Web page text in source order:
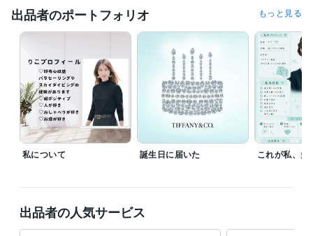
【新サービスリリースしました】
https://coconala.com/services/4298715
堂々とクーポン使ってね！
https://coconala.com/pservices/4302182
✼••┈┈┈┈••✼••┈┈┈┈••✼
断続的に待機しています。
出品者のポートフォリオ もっと見る
私について 誕生日に届いた これが私、多
出品者の人気サービス